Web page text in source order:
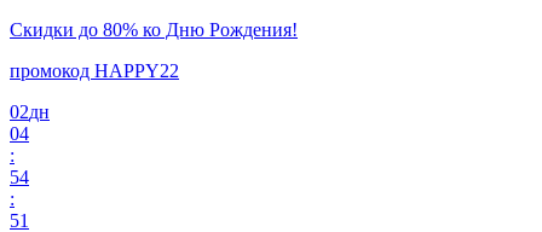
Скидки до 80% ко Дню Рождения!
промокод HAPPY22
02дн
04
:
54
:
51